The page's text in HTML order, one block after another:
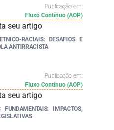
Publicação em:
Fluxo Contínuo (AOP)
RACIAIS: DESAFIOS E
ANTIRRACISTA
Publicação em:
Fluxo Contínuo (AOP)
IMPACTOS,